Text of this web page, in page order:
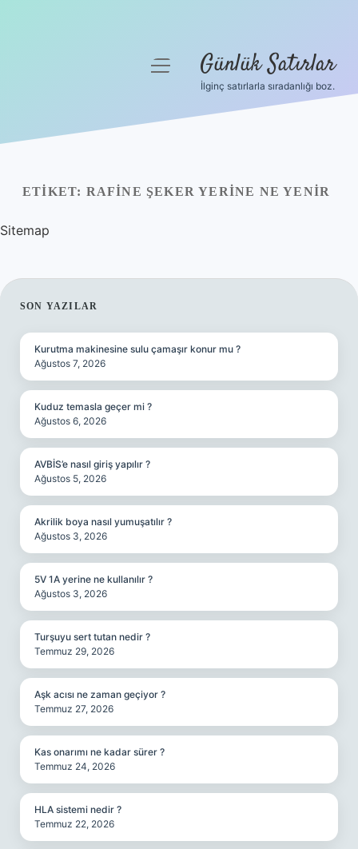
Yasal Uyarı
Hakkımızda
menüyü Günlük Satırlar
İlginç satırlarla sıradanlığı boz.
ETIKET: RAFINE ŞEKER YERINE NE YENIR
Sitemap
SIDEBAR
SON YAZILAR
Kurutma makinesine sulu çamaşır konur mu ?
Ağustos 7, 2026
Kuduz temasla geçer mi ?
Ağustos 6, 2026
AVBİS’e nasıl giriş yapılır ?
Ağustos 5, 2026
Akrilik boya nasıl yumuşatılır ?
Ağustos 3, 2026
5V 1A yerine ne kullanılır ?
Ağustos 3, 2026
Turşuyu sert tutan nedir ?
Temmuz 29, 2026
Aşk acısı ne zaman geçiyor ?
Temmuz 27, 2026
Kas onarımı ne kadar sürer ?
Temmuz 24, 2026
HLA sistemi nedir ?
Temmuz 22, 2026